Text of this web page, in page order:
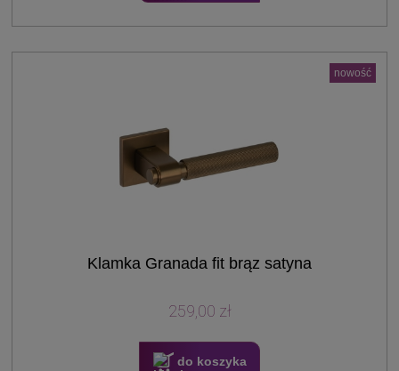
Klamka Granada fit brąz satyna
259,00 zł
do koszyka
nowość